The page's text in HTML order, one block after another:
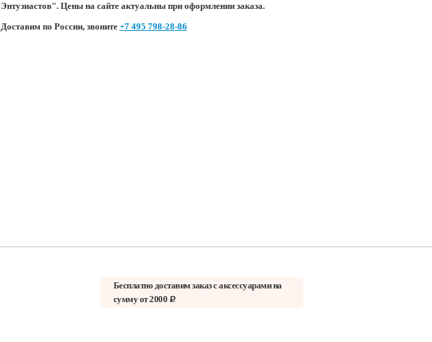
Энтузиастов". Цены на сайте актуальны при оформлении заказа.
Доставим по России, звоните +7 495 798-28-86
Бесплатно доставим заказ с аксессуарами на
сумму от 2000 c